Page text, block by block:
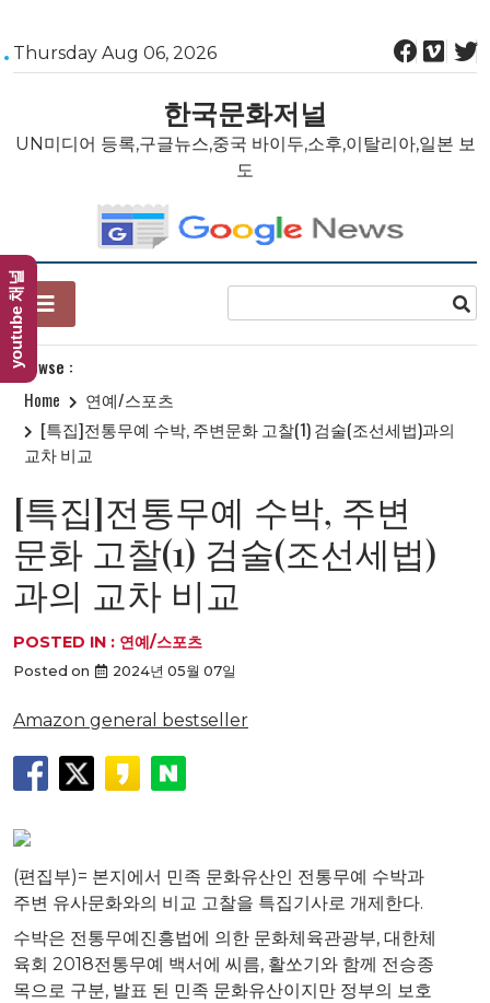
Skip
to
Thursday Aug 06, 2026
한국문화저널
UN미디어 등록,구글뉴스,중국 바이두,소후,이탈리아,일본 보
도
Browse :
Home
연예/스포츠
[특집]전통무예 수박, 주변문화 고찰(1) 검술(조선세법)과의
교차 비교
[특집]전통무예 수박, 주변
문화 고찰(1) 검술(조선세법)
과의 교차 비교
POSTED IN : 연예/스포츠
Posted on 2024년 05월 07일
Amazon general bestseller
(편집부)= 본지에서 민족 문화유산인 전통무예 수박과
주변 유사문화와의 비교 고찰을 특집기사로 개제한다.
수박은 전통무예진흥법에 의한 문화체육관광부, 대한체
육회 2018전통무예 백서에 씨름, 활쏘기와 함께 전승종
목으로 구분, 발표 된 민족 문화유산이지만 정부의 보호
youtube 채널